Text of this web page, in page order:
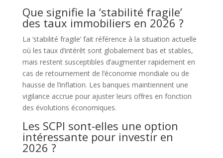
Que signifie la ‘stabilité fragile’
des taux immobiliers en 2026 ?
La ‘stabilité fragile’ fait référence à la situation actuelle
où les taux d’intérêt sont globalement bas et stables,
mais restent susceptibles d’augmenter rapidement en
cas de retournement de l’économie mondiale ou de
hausse de l’inflation. Les banques maintiennent une
vigilance accrue pour ajuster leurs offres en fonction
des évolutions économiques.
Les SCPI sont-elles une option
intéressante pour investir en
2026 ?